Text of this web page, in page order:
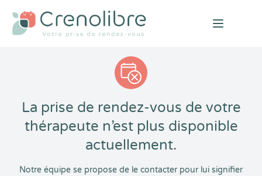
Open
La prise de rendez-vous de votre
thérapeute n’est plus disponible
actuellement.
Notre équipe se propose de le contacter pour lui signifier